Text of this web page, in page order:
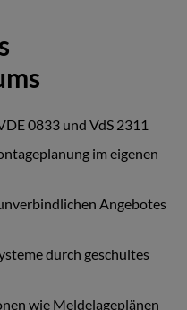
0833 und VdS 2311
im eigenen
Angebotes
durch geschultes
wie Meldelageplänen